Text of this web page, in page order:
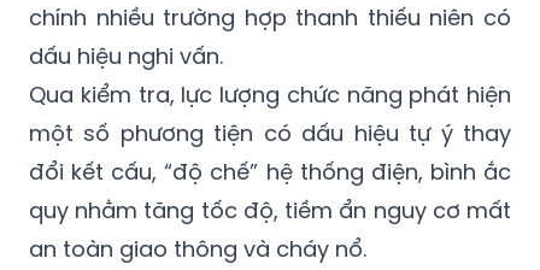
chính nhiều trường hợp thanh thiếu niên có
dấu hiệu nghi vấn.
Qua kiểm tra, lực lượng chức năng phát hiện
một số phương tiện có dấu hiệu tự ý thay
đổi kết cấu, “độ chế” hệ thống điện, bình ắc
quy nhằm tăng tốc độ, tiềm ẩn nguy cơ mất
an toàn giao thông và cháy nổ.